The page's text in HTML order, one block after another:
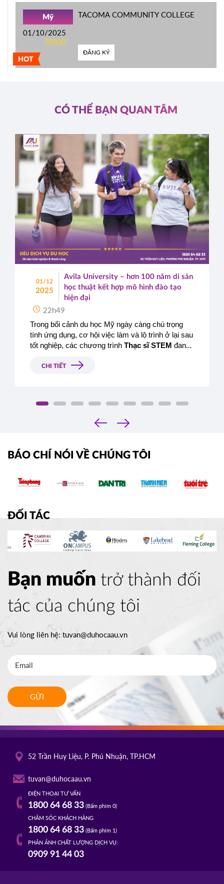
HOT
Mỹ
01/10/2025
10h00
TACOMA COMMUNITY COLLEGE
ĐĂNG KÝ
CÓ THỂ BẠN QUAN TÂM
01/12
2025
Avila University – hơn 100 năm di sản
học thuật kết hợp mô hình đào tạo
hiện đại
22h49
Trong bối cảnh du học Mỹ ngày càng chú trọng
tính ứng dụng, cơ hội việc làm và lộ trình ở lại sau
tốt nghiệp, các chương trình Thạc sĩ STEM đang
Nam. Nổi bật trong số đó là các chương trình
CHI TIẾT
‹
›
BÁO CHÍ NÓI VỀ CHÚNG TÔI
ĐỐI TÁC
Bạn muốn trở thành đối
tác của chúng tôi
Vui lòng liên hệ:tuvan@duhocaau.vn
GỬI
52 Trần Huy Liệu, P. Phú Nhuận, TP.HCM
tuvan@duhocaau.vn
ĐIỆN THOẠI TƯ VẤN
1800 64 68 33(Bấm phím 0)
CHĂM SÓC KHÁCH HÀNG
1800 64 68 33(Bấm phím 1)
PHẢN ÁNH CHẤT LƯỢNG DỊCH VỤ:
0909 91 44 03